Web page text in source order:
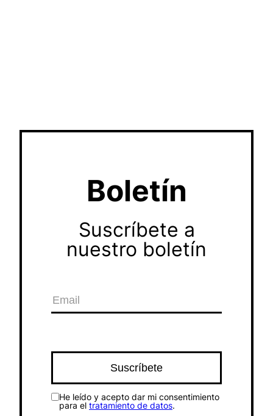
Boletín
Suscríbete a
nuestro boletín
He leído y acepto dar mi consentimiento
para el tratamiento de datos.